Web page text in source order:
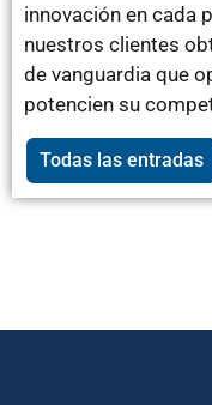
innovación en cada
nuestros clientes
de vanguardia que
potencien su
Todas las entradas